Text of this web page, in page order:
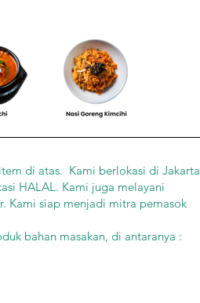
di atas. Kami berlokasi di Jakarta
HALAL. Kami juga melayani
Kami siap menjadi mitra pemasok
bahan masakan, di antaranya :